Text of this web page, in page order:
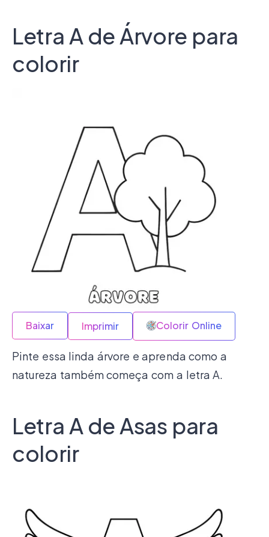
Letra A de Árvore para
colorir
Baixar Imprimir Colorir Online
Pinte essa linda árvore e aprenda como a
natureza também começa com a letra A.
Letra A de Asas para
colorir